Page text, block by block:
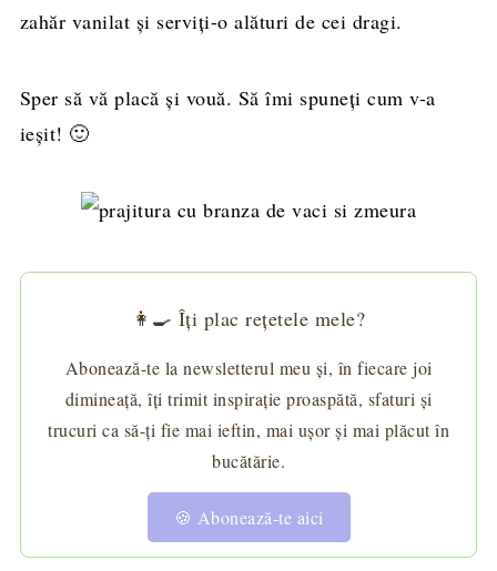
zahăr vanilat și serviți-o alături de cei dragi.
Sper să vă placă și vouă. Să îmi spuneți cum v-a
ieșit! 🙂
👩‍🍳 Îți plac rețetele mele?
Abonează-te la newsletterul meu și, în fiecare joi
dimineață, îți trimit inspirație proaspătă, sfaturi și
trucuri ca să-ți fie mai ieftin, mai ușor și mai plăcut în
bucătărie.
🍪 Abonează-te aici